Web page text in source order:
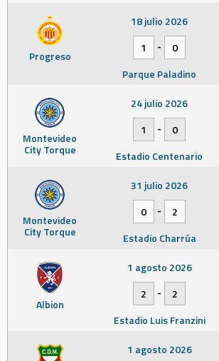
Progreso
18 julio 2026
1
-
0
Parque Paladino
Montevideo
City Torque
24 julio 2026
1
-
0
Estadio Centenario
Montevideo
City Torque
31 julio 2026
0
-
2
Estadio Charrúa
Albion
1 agosto 2026
2
-
2
Estadio Luis Franzini
1 agosto 2026